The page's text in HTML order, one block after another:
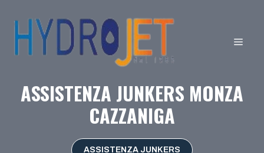
contenuto
ASSISTENZA JUNKERS MONZA
CAZZANIGA
ASSISTENZA JUNKERS